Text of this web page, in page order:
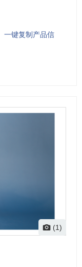
一键复制产品信
(1)